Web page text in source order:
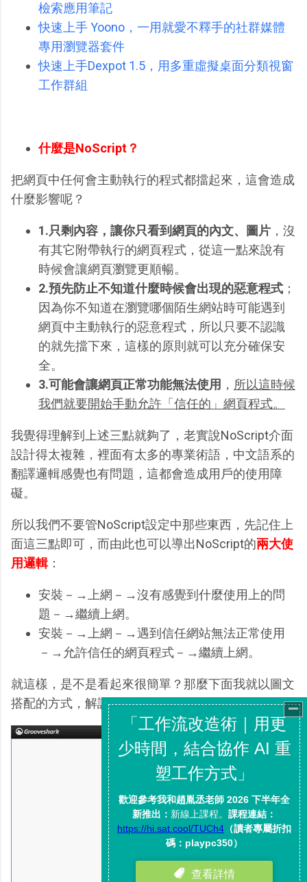
檢索應用筆記
快速上手 Yoono，一用就愛不釋手的社群媒體
專用瀏覽器套件
快速上手Dexpot 1.5，用多重虛擬桌面分類視窗
工作群組
什麼是NoScript？
把網頁中任何會主動執行的程式都擋起來，這會造成
什麼影響呢？
1.只剩內容，讓你只看到網頁的內文、圖片 ，沒
有其它附帶執行的網頁程式，從這一點來說有
時候會讓網頁瀏覽更順暢。
2.預先防止不知道什麼時候會出現的惡意程式 ；
因為你不知道在瀏覽哪個陌生網站時可能遇到
網頁中主動執行的惡意程式，所以只要不認識
的就先擋下來，這樣的原則就可以充分確保安
全。
3.可能會讓網頁正常功能無法使用 ， 所以這時候
我們就要開始手動允許「信任的」網頁程式。
我覺得理解到上述三點就夠了，老實說NoScript介面
設計得太複雜，裡面有太多的專業術語，中文語系的
翻譯邏輯感覺也有問題，這都會造成用戶的使用障
礙。
所以我們不要管NoScript設定中那些東西，先記住上
面這三點即可，而由此也可以導出NoScript的兩大使
用邏輯：
安裝－→上網－→沒有感覺到什麼使用上的問
題－→繼續上網。
安裝－→上網－→遇到信任網站無法正常使用
－→允許信任的網頁程式－→繼續上網。
就這樣，是不是看起來很簡單？那麼下面我就以圖文
搭配的方式，解說一下NoScript的操作流程。